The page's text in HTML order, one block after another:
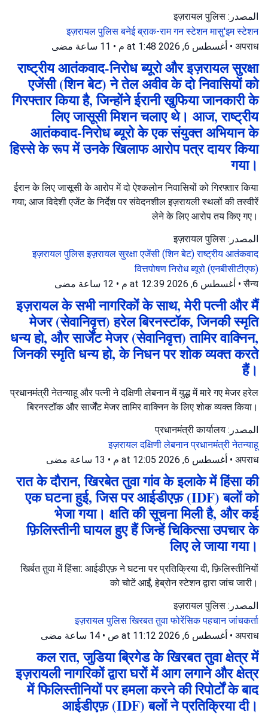
المصدر: इज़रायल पुलिस
इज़रायल पुलिसबनेई ब्राक-राम गन स्टेशनमासु'इम स्टेशन
अपराध
• أغسطس 6, 2026 at 1:48 م • 11 ساعة مضى
राष्ट्रीय आतंकवाद-निरोध ब्यूरो और इज़रायल सुरक्षा
एजेंसी (शिन बेट) ने तेल अवीव के दो निवासियों को
गिरफ्तार किया है, जिन्होंने ईरानी खुफिया जानकारी के
लिए जासूसी मिशन चलाए थे। आज, राष्ट्रीय
आतंकवाद-निरोध ब्यूरो के एक संयुक्त अभियान के
हिस्से के रूप में उनके खिलाफ आरोप पत्र दायर किया
गया।
ईरान के लिए जासूसी के आरोप में दो ऐश्कलोन निवासियों को गिरफ्तार किया
गया; आज विदेशी एजेंट के निर्देश पर संवेदनशील इज़रायली स्थलों की तस्वीरें
लेने के लिए आरोप तय किए गए।
المصدر: इज़रायल पुलिस
इज़रायल पुलिसइज़रायल सुरक्षा एजेंसी (शिन बेट)राष्ट्रीय आतंकवाद
वित्तपोषण निरोध ब्यूरो (एनबीसीटीएफ)
सैन्य
• أغسطس 6, 2026 at 12:39 م • 12 ساعة مضى
इज़रायल के सभी नागरिकों के साथ, मेरी पत्नी और मैं
मेजर (सेवानिवृत्त) हरेल बिरनस्टॉक, जिनकी स्मृति
धन्य हो, और सार्जेंट मेजर (सेवानिवृत्त) तामिर वाक्निन,
जिनकी स्मृति धन्य हो, के निधन पर शोक व्यक्त करते
हैं।
प्रधानमंत्री नेतन्याहू और पत्नी ने दक्षिणी लेबनान में युद्ध में मारे गए मेजर हरेल
बिरनस्टॉक और सार्जेंट मेजर तामिर वाक्निन के लिए शोक व्यक्त किया।
المصدر: प्रधानमंत्री कार्यालय
इज़रायलदक्षिणी लेबनानप्रधानमंत्री नेतन्याहू
अपराध
• أغسطس 6, 2026 at 12:05 م • 13 ساعة مضى
रात के दौरान, खिरबेत तुवा गांव के इलाके में हिंसा की
एक घटना हुई, जिस पर आईडीएफ़ (IDF) बलों को
भेजा गया। क्षति की सूचना मिली है, और कई
फ़िलिस्तीनी घायल हुए हैं जिन्हें चिकित्सा उपचार के
लिए ले जाया गया।
खिर्बत तुवा में हिंसा: आईडीएफ़ ने घटना पर प्रतिक्रिया दी, फ़िलिस्तीनियों
को चोटें आईं, हेब्रोन स्टेशन द्वारा जांच जारी।
المصدر: इज़रायल पुलिस
इज़रायल पुलिसखिरबत तुवाफोरेंसिक पहचान जांचकर्ता
अपराध
• أغسطس 6, 2026 at 11:12 ص • 14 ساعة مضى
कल रात, जुडिया ब्रिगेड के खिरबत तुवा क्षेत्र में
इज़रायली नागरिकों द्वारा घरों में आग लगाने और क्षेत्र
में फिलिस्तीनियों पर हमला करने की रिपोर्टों के बाद
आईडीएफ़ (IDF) बलों ने प्रतिक्रिया दी।